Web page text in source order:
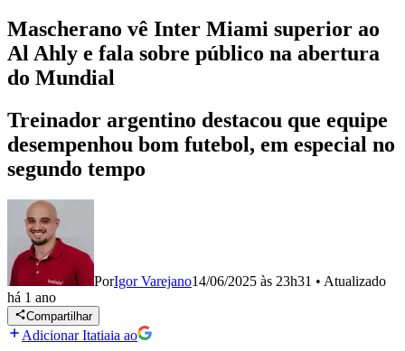
Mascherano vê Inter Miami superior ao
Al Ahly e fala sobre público na abertura
do Mundial
Treinador argentino destacou que equipe
desempenhou bom futebol, em especial no
segundo tempo
PorIgor Varejano14/06/2025 às 23h31 • Atualizado
há 1 ano
Compartilhar
Adicionar Itatiaia ao